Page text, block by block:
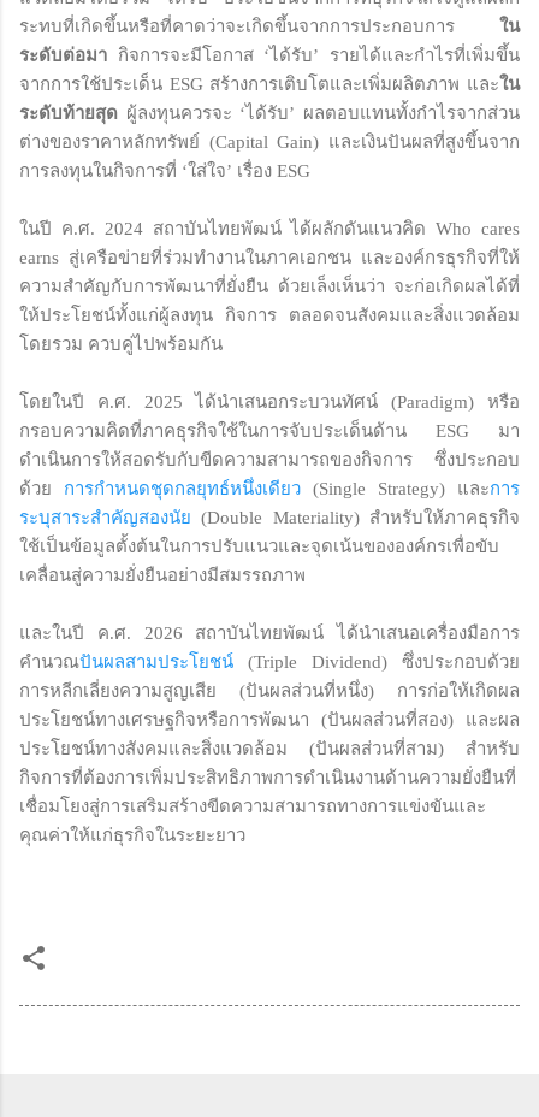
ระทบที่เกิดขึ้นหรือที่คาดว่าจะเกิดขึ้นจากการประกอบการ ใน
ระดับต่อมา กิจการจะมีโอกาส ‘ได้รับ’ รายได้และกำไรที่เพิ่มขึ้น
จากการใช้ประเด็น ESG สร้างการเติบโตและเพิ่มผลิตภาพ และใน
ระดับท้ายสุด ผู้ลงทุนควรจะ ‘ได้รับ’ ผลตอบแทนทั้งกำไรจากส่วน
ต่างของราคาหลักทรัพย์ (Capital Gain) และเงินปันผลที่สูงขึ้นจาก
การลงทุนในกิจการที่ ‘ใส่ใจ’ เรื่อง ESG
ในปี ค.ศ. 2024 สถาบันไทยพัฒน์ ได้ผลักดันแนวคิด Who cares
earns สู่เครือข่ายที่ร่วมทำงานในภาคเอกชน และองค์กรธุรกิจที่ให้
ความสำคัญกับการพัฒนาที่ยั่งยืน ด้วยเล็งเห็นว่า จะก่อเกิดผลได้ที่
ให้ประโยชน์ทั้งแก่ผู้ลงทุน กิจการ ตลอดจนสังคมและสิ่งแวดล้อม
โดยรวม ควบคู่ไปพร้อมกัน
โดยในปี ค.ศ. 2025 ได้นำเสนอกระบวนทัศน์ (Paradigm) หรือ
กรอบความคิดที่ภาคธุรกิจใช้ในการจับประเด็นด้าน ESG มา
ดำเนินการให้สอดรับกับขีดความสามารถของกิจการ ซึ่งประกอบ
ด้วย การกำหนดชุดกลยุทธ์หนึ่งเดียว (Single Strategy) และการ
ระบุสาระสำคัญสองนัย (Double Materiality) สำหรับให้ภาคธุรกิจ
ใช้เป็นข้อมูลตั้งต้นในการปรับแนวและจุดเน้นขององค์กรเพื่อขับ
เคลื่อนสู่ความยั่งยืนอย่างมีสมรรถภาพ
และในปี ค.ศ. 2026 สถาบันไทยพัฒน์ ได้นำเสนอเครื่องมือการ
คำนวณปันผลสามประโยชน์ (Triple Dividend) ซึ่งประกอบด้วย
การหลีกเลี่ยงความสูญเสีย (ปันผลส่วนที่หนึ่ง) การก่อให้เกิดผล
ประโยชน์ทางเศรษฐกิจหรือการพัฒนา (ปันผลส่วนที่สอง) และผล
ประโยชน์ทางสังคมและสิ่งแวดล้อม (ปันผลส่วนที่สาม) สำหรับ
กิจการที่ต้องการเพิ่มประสิทธิภาพการดำเนินงานด้านความยั่งยืนที่
เชื่อมโยงสู่การเสริมสร้างขีดความสามารถทางการแข่งขันและ
คุณค่าให้แก่ธุรกิจในระยะยาว